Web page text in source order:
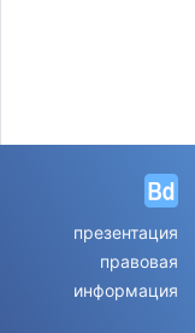
презентация
правовая
информация